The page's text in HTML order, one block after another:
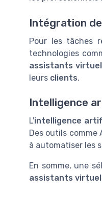
Intégration
Pour les tâches
technologies
assistants
leurs clients.
Intelligence
L'intelligence
Des outils comme
à automatiser les
En somme, une
assistants